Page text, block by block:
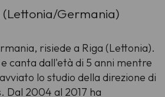
(Lettonia/Germania)
risiede a Riga (Lettonia).
canta dall'età di 5 anni mentre
lo studio della direzione di
Dal 2004 al 2017 ha